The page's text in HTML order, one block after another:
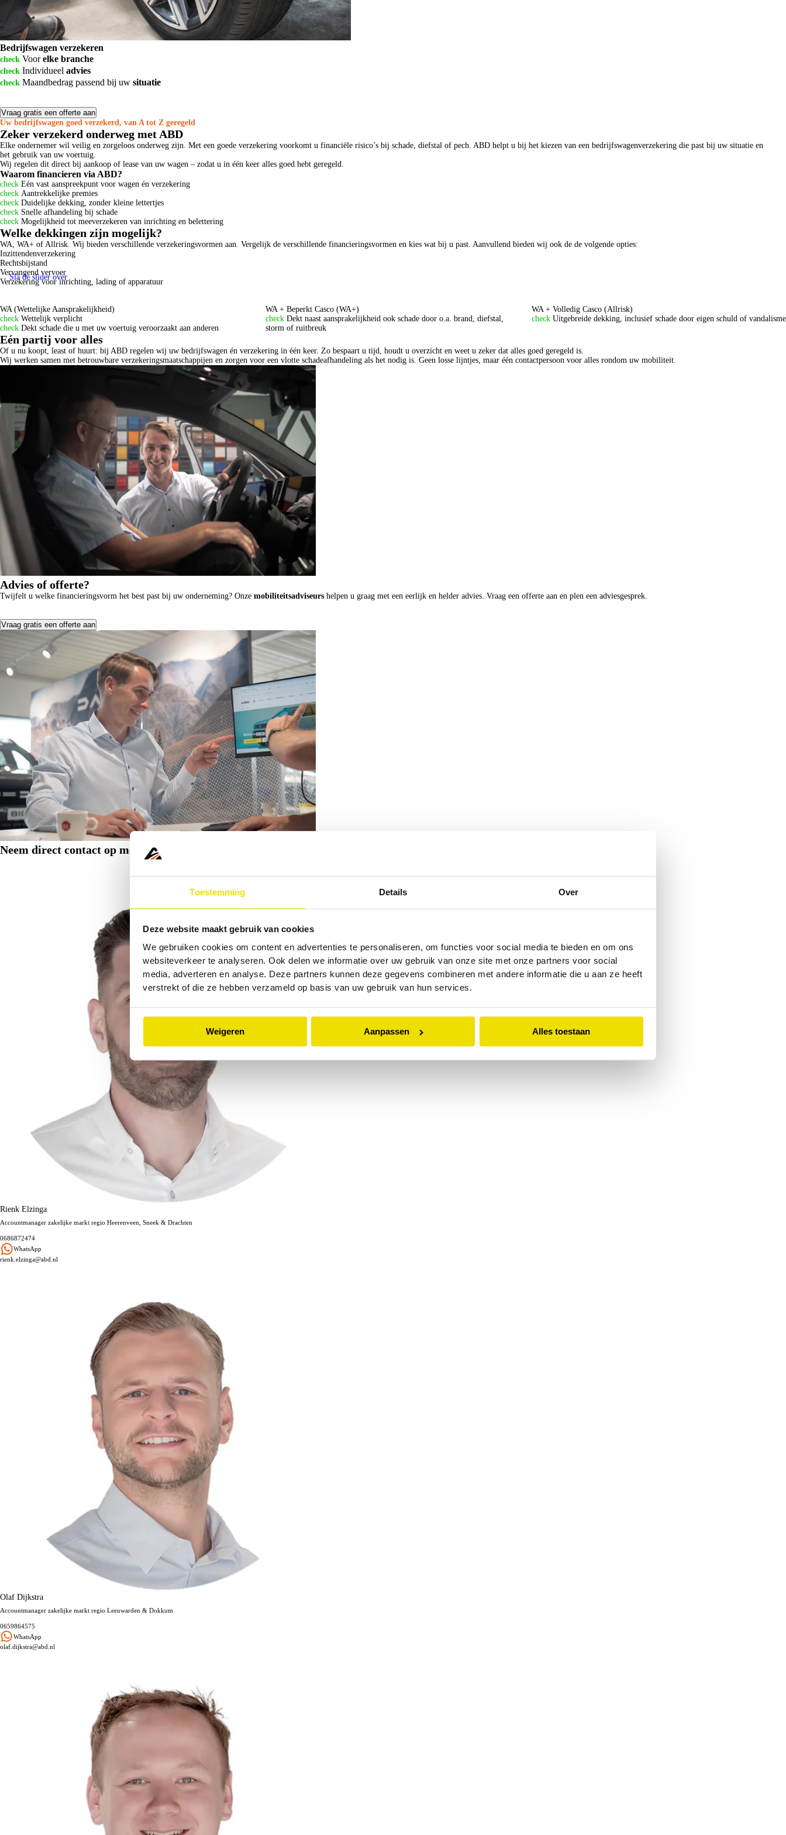
Toestemming Details Over
Deze website maakt gebruik van cookies
We gebruiken cookies om content en advertenties te personaliseren, om functies voor social media te bieden en om ons
websiteverkeer te analyseren. Ook delen we informatie over uw gebruik van onze site met onze partners voor social
media, adverteren en analyse. Deze partners kunnen deze gegevens combineren met andere informatie die u aan ze heeft
verstrekt of die ze hebben verzameld op basis van uw gebruik van hun services.
Weigeren Aanpassen Alles toestaan
Bekijk meer
Start een verdienmodel met V2G
Alles over pseudo eindheffing
Plan uw afspraak
Bedrijfswagen verzekeren
check Voorelke branche
check Individueel advies
check Maandbedrag passend bij uw situatie
Vraag gratis een offerte aan
Uw bedrijfswagen goed verzekerd, van A tot Z geregeld
Zeker verzekerd onderweg met ABD
Elke ondernemer wil veilig en zorgeloos onderweg zijn. Met een goede verzekering voorkomt u financiële risico’s bij schade, diefstal of pech. ABD helpt u bij het kiezen van een bedrijfswagenverzekering die past bij uw situatie en
het gebruik van uw voertuig.
Wij regelen dit direct bij aankoop of lease van uw wagen – zodat u in één keer alles goed hebt geregeld.
Waarom financieren via ABD?
check Eén vast aanspreekpunt voor wagen én verzekering
check Aantrekkelijke premies
check Duidelijke dekking, zonder kleine lettertjes
check Snelle afhandeling bij schade
check Mogelijkheid tot meeverzekeren van inrichting en belettering
Welke dekkingen zijn mogelijk?
WA, WA+ of Allrisk. Wij bieden verschillende verzekeringsvormen aan. Vergelijk de verschillende financieringsvormen en kies wat bij u past. Aanvullend bieden wij ook de de volgende opties:
Inzittendenverzekering
Rechtsbijstand
Vervangend vervoer
Verzekering voor inrichting, lading of apparatuur
Sla de slider over
WA (Wettelijke Aansprakelijkheid)
check Wettelijk verplicht
check Dekt schade die u met uw voertuig veroorzaakt aan anderen
WA + Beperkt Casco (WA+)
check Dekt naast aansprakelijkheid ook schade door o.a. brand, diefstal,
storm of ruitbreuk
WA + Volledig Casco (Allrisk)
checkUitgebreide dekking, inclusief schade door eigen schuld of vandalisme
Eén partij voor alles
Of u nu koopt, least of huurt: bij ABD regelen wij uw bedrijfswagen én verzekering in één keer. Zo bespaart u tijd, houdt u overzicht en weet u zeker dat alles goed geregeld is.
Wij werken samen met betrouwbare verzekeringsmaatschappijen en zorgen voor een vlotte schadeafhandeling als het nodig is. Geen losse lijntjes, maar één contactpersoon voor alles rondom uw mobiliteit.
Advies of offerte?
Twijfelt u welke financieringsvorm het best past bij uw onderneming? Onze mobiliteitsadviseurs helpen u graag met een eerlijk en helder advies. Vraag een offerte aan en plen een adviesgesprek.
Vraag gratis een offerte aan
Neem direct contact op met één van onze mobiliteitsadviseurs
Rienk Elzinga
Accountmanager zakelijke markt regio Heerenveen, Sneek & Drachten
0686872474
WhatsApp
rienk.elzinga@abd.nl
Olaf Dijkstra
Accountmanager zakelijke markt regio Leeuwarden & Dokkum
0659864575
WhatsApp
olaf.dijkstra@abd.nl